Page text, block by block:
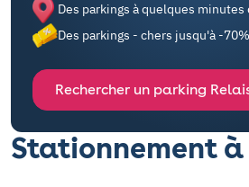
Des parkings à quelques
Des parkings - chers jusqu'à -70%
Rechercher un parking
Stationnement